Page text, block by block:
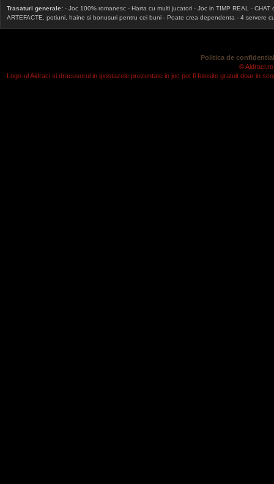
Trasaturi generale: - Joc 100% romanesc - Harta cu multi jucatori - Joc in TIMP REAL -
ARTEFACTE, potiuni, haine si bonusuri pentru cei buni - Poate crea dependenta - 4 servere
Politica de
©
Logo-ul Aidraci si dracusorul in ipostazele prezentate in joc pot fi folosite gratuit doar in